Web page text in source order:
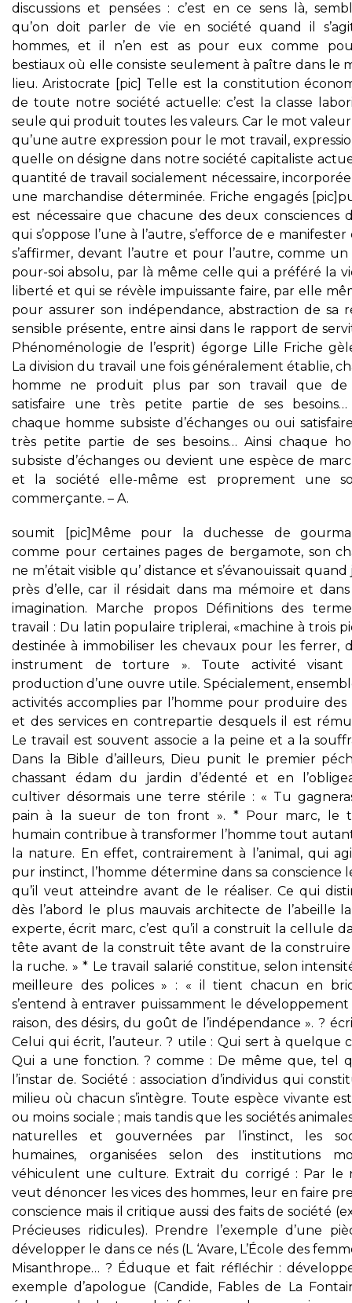
discussions et pensées : c’est en ce sens là,
qu’on doit parler de vie en société quand il
hommes, et il n’en est as pour eux comme
bestiaux où elle consiste seulement à paître dans le
lieu. Aristocrate [pic] Telle est la constitution
de toute notre société actuelle: c’est la classe
seule qui produit toutes les valeurs. Car le mot valeur
qu’une autre expression pour le mot travail,
quelle on désigne dans notre société capitaliste
quantité de travail socialement nécessaire,
une marchandise déterminée. Friche engagés
est nécessaire que chacune des deux consciences
qui s’oppose l’une à l’autre, s’efforce de e
s’affirmer, devant l’autre et pour l’autre, comme
pour-soi absolu, par là même celle qui a préféré la
liberté et qui se révèle impuissante faire, par elle
pour assurer son indépendance, abstraction de sa
sensible présente, entre ainsi dans le rapport de
Phénoménologie de l’esprit) égorge Lille Friche
La division du travail une fois généralement établie,
homme ne produit plus par son travail que de
satisfaire une très petite partie de ses besoins…
chaque homme subsiste d’échanges ou oui
très petite partie de ses besoins… Ainsi chaque
subsiste d’échanges ou devient une espèce de
et la société elle-même est proprement une
commerçante. – A.
soumit [pic]Même pour la duchesse de
comme pour certaines pages de bergamote, son
ne m’était visible qu’ distance et s’évanouissait quand
près d’elle, car il résidait dans ma mémoire et
imagination. Marche propos Définitions des
travail : Du latin populaire triplerai, «machine à trois
destinée à immobiliser les chevaux pour les ferrer,
instrument de torture ». Toute activité
production d’une ouvre utile. Spécialement,
activités accomplies par l’homme pour produire des
et des services en contrepartie desquels il est
Le travail est souvent associe a la peine et a la
Dans la Bible d’ailleurs, Dieu punit le premier
chassant édam du jardin d’édenté et en
cultiver désormais une terre stérile : « Tu
pain à la sueur de ton front ». * Pour marc, le
humain contribue à transformer l’homme tout
la nature. En effet, contrairement à l’animal, qui
pur instinct, l’homme détermine dans sa conscience
qu’il veut atteindre avant de le réaliser. Ce qui
dès l’abord le plus mauvais architecte de l’abeille
experte, écrit marc, c’est qu’il a construit la cellule
tête avant de la construit tête avant de la construire
la ruche. » * Le travail salarié constitue, selon
meilleure des polices » : « il tient chacun en
s’entend à entraver puissamment le
raison, des désirs, du goût de l’indépendance ». ?
Celui qui écrit, l’auteur. ? utile : Qui sert à quelque
Qui a une fonction. ? comme : De même que, tel
l’instar de. Société : association d’individus qui
milieu où chacun s’intègre. Toute espèce vivante
ou moins sociale ; mais tandis que les sociétés
naturelles et gouvernées par l’instinct, les
humaines, organisées selon des institutions
véhiculent une culture. Extrait du corrigé : Par le
veut dénoncer les vices des hommes, leur en faire
conscience mais il critique aussi des faits de société
Précieuses ridicules). Prendre l’exemple d’une
développer le dans ce nés (L ‘Avare, L’École des
Misanthrope… ? Éduque et fait réfléchir :
exemple d’apologue (Candide, Fables de La